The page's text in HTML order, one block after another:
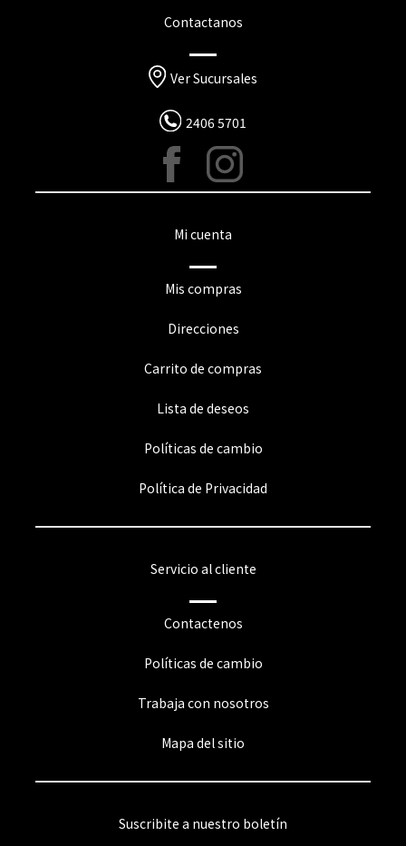
Contactanos
Ver Sucursales
2406 5701
Mi cuenta
Mis compras
Direcciones
Carrito de compras
Lista de deseos
Políticas de cambio
Política de Privacidad
Servicio al cliente
Contactenos
Políticas de cambio
Trabaja con nosotros
Mapa del sitio
Suscribite a nuestro boletín